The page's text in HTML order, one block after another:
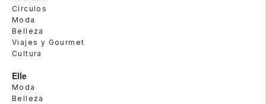
Círculos
Moda
Belleza
Viajes y Gourmet
Cultura
Elle
Moda
Belleza